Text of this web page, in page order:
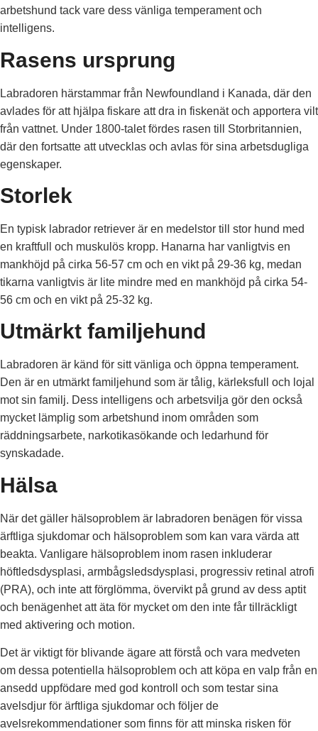
arbetshund tack vare dess vänliga temperament och
intelligens.
Rasens ursprung
Labradoren härstammar från Newfoundland i Kanada, där den
avlades för att hjälpa fiskare att dra in fiskenät och apportera vilt
från vattnet. Under 1800-talet fördes rasen till Storbritannien,
där den fortsatte att utvecklas och avlas för sina arbetsdugliga
egenskaper.
Storlek
En typisk labrador retriever är en medelstor till stor hund med
en kraftfull och muskulös kropp. Hanarna har vanligtvis en
mankhöjd på cirka 56-57 cm och en vikt på 29-36 kg, medan
tikarna vanligtvis är lite mindre med en mankhöjd på cirka 54-
56 cm och en vikt på 25-32 kg.
Utmärkt familjehund
Labradoren är känd för sitt vänliga och öppna temperament.
Den är en utmärkt familjehund som är tålig, kärleksfull och lojal
mot sin familj. Dess intelligens och arbetsvilja gör den också
mycket lämplig som arbetshund inom områden som
räddningsarbete, narkotikasökande och ledarhund för
synskadade.
Hälsa
När det gäller hälsoproblem är labradoren benägen för vissa
ärftliga sjukdomar och hälsoproblem som kan vara värda att
beakta. Vanligare hälsoproblem inom rasen inkluderar
höftledsdysplasi, armbågsledsdysplasi, progressiv retinal atrofi
(PRA), och inte att förglömma, övervikt på grund av dess aptit
och benägenhet att äta för mycket om den inte får tillräckligt
med aktivering och motion.
Det är viktigt för blivande ägare att förstå och vara medveten
om dessa potentiella hälsoproblem och att köpa en valp från en
ansedd uppfödare med god kontroll och som testar sina
avelsdjur för ärftliga sjukdomar och följer de
avelsrekommendationer som finns för att minska risken för